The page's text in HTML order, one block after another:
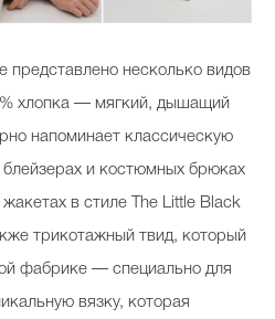
представлено несколько видов
хлопка — мягкий, дышащий
напоминает классическую
и костюмных брюках
в стиле The Little Black
трикотажный твид, который
фабрике — специально для
вязку, которая